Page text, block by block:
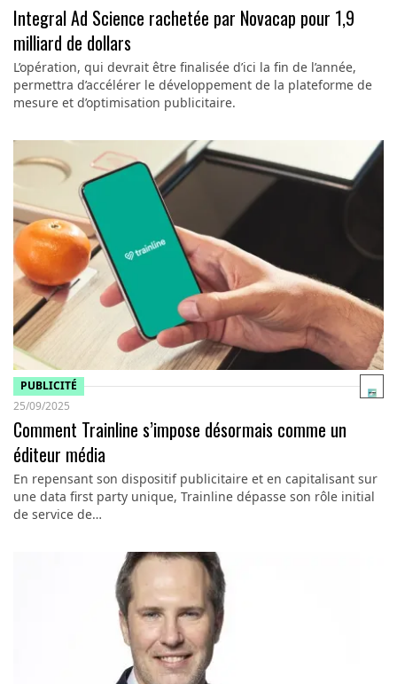
Integral Ad Science rachetée par Novacap pour 1,9
milliard de dollars
L’opération, qui devrait être finalisée d’ici la fin de l’année,
permettra d’accélérer le développement de la plateforme de
mesure et d’optimisation publicitaire.
PUBLICITÉ
25/09/2025
Comment Trainline s’impose désormais comme un
éditeur média
En repensant son dispositif publicitaire et en capitalisant sur
une data first party unique, Trainline dépasse son rôle initial
de service de…